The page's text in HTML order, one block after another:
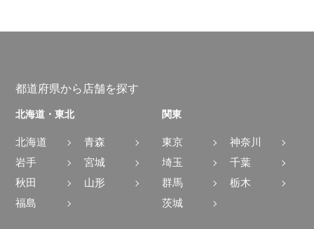
都道府県から店舗を探す
北海道・東北
北海道
青森
岩手
宮城
秋田
山形
福島
関東
東京
神奈川
埼玉
千葉
群馬
栃木
茨城